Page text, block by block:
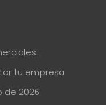
tu empresa
de 2026